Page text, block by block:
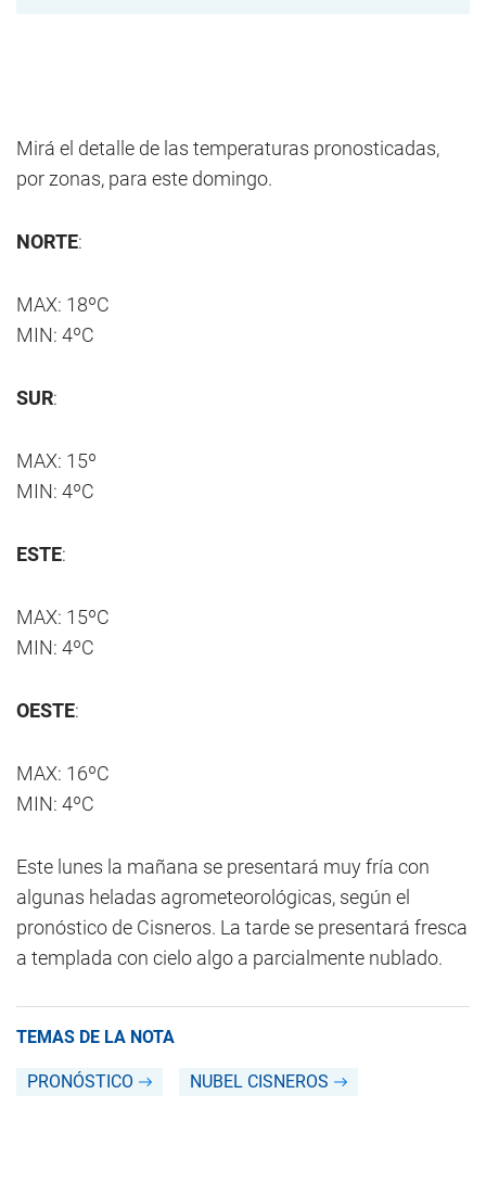
Mirá el detalle de las temperaturas pronosticadas,
por zonas, para este domingo.
NORTE:
MAX: 18ºC
MIN: 4ºC
SUR:
MAX: 15º
MIN: 4ºC
ESTE:
MAX: 15ºC
MIN: 4ºC
OESTE:
MAX: 16ºC
MIN: 4ºC
Este lunes la mañana se presentará muy fría con
algunas heladas agrometeorológicas, según el
pronóstico de Cisneros. La tarde se presentará fresca
a templada con cielo algo a parcialmente nublado.
TEMAS DE LA NOTA
PRONÓSTICO NUBEL CISNEROS